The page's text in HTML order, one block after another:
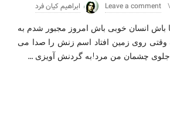
Leave a comment ابراهیم کیان فرد
باش انسان خوبی باش امروز مجبور شدم به
روی زمین افتاد اسم زنش را صدا می
جلوی چشمان من مرد!به گردنش آویزی …